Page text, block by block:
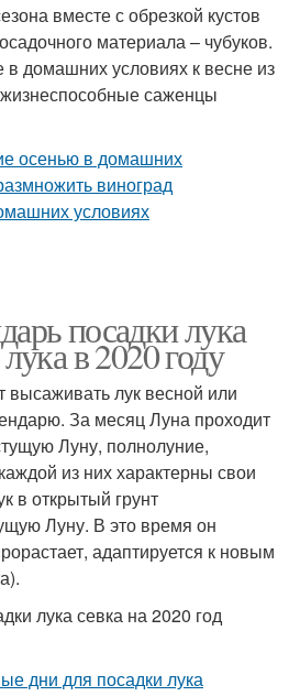
вместе с обрезкой кустов
материала – чубуков.
домашних условиях к весне из
саженцы
посадки лука
в 2020 году
высаживать лук весной или
За месяц Луна проходит
Луну, полнолуние,
из них характерны свои
в открытый грунт
Луну. В это время он
адаптируется к новым
лука севка на 2020 год